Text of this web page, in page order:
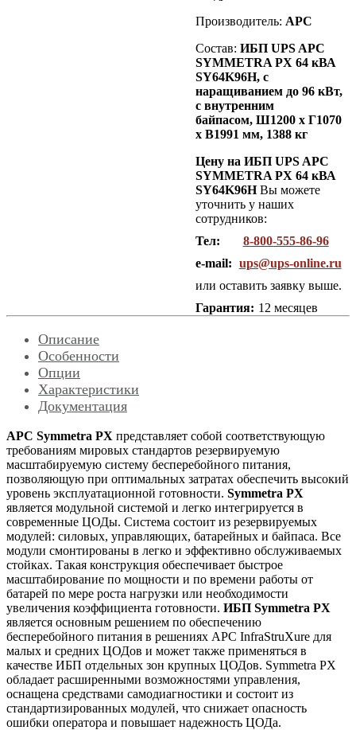
Производитель: APC
Состав: ИБП UPS APC
SYMMETRA PX 64 кВА
SY64K96H, с
наращиванием до 96 кВт,
с внутренним
байпасом,Ш1200 х Г1070
х В1991 мм, 1388 кг
Цену на ИБП UPS APC
SYMMETRA PX 64 кВА
SY64K96HВы можете
уточнить у наших
сотрудников:
Тел:
8-800-555-86-96
e-mail: ups@ups-online.ru
или оставить заявку выше.
Гарантия: 12 месяцев
Описание
Особенности
Опции
Характеристики
Документация
APC Symmetra PX представляет собой соответствующую
требованиям мировых стандартов резервируемую
масштабируемую систему бесперебойного питания,
позволяющую при оптимальных затратах обеспечить высокий
уровень эксплуатационной готовности. Symmetra PX
является модульной системой и легко интегрируется в
современные ЦОДы. Система состоит из резервируемых
модулей: силовых, управляющих, батарейных и байпаса. Все
модули смонтированы в легко и эффективно обслуживаемых
стойках. Такая конструкция обеспечивает быстрое
масштабирование по мощности и по времени работы от
батарей по мере роста нагрузки или необходимости
увеличения коэффициента готовности. ИБП Symmetra PX
является основным решением по обеспечению
бесперебойного питания в решениях APC InfraStruXure для
малых и средних ЦОДов и может также применяться в
качестве ИБП отдельных зон крупных ЦОДов. Symmetra PX
обладает расширенными возможностями управления,
оснащена средствами самодиагностики и состоит из
стандартизированных модулей, что снижает опасность
ошибки оператора и повышает надежность ЦОДа.